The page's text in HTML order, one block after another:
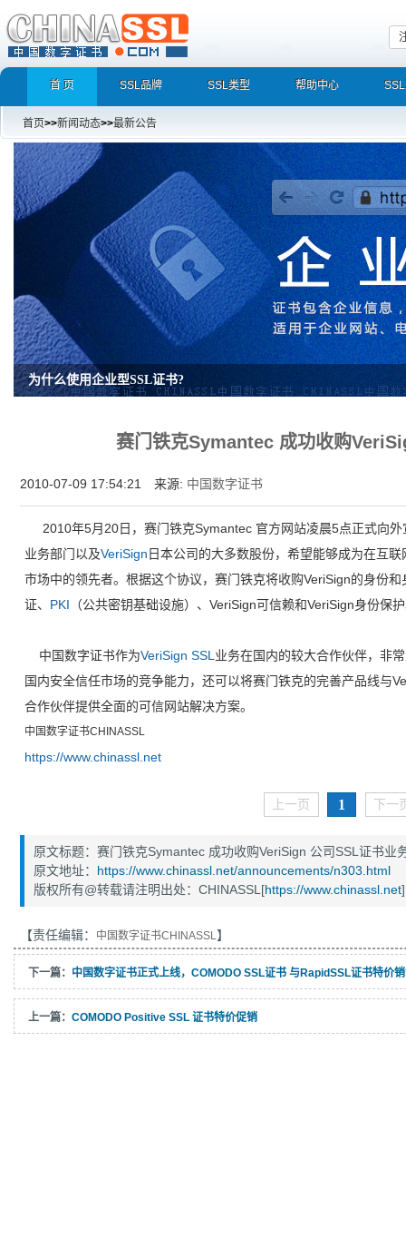
首 页 SSL品牌 SSL类型 帮助中心
首页>>新闻动态>>最新公告
增强型证书EV SSL，完美支持地址栏显示中文企业名称
位SSL证书,绿色地址栏证书赛门铁克Symantec 成功收购
2010-07-09 17:54:21 来源: 中国数字证书
2010年5月20日，赛门铁克Symantec 官方网站凌晨5点正式向外
业务部门以及VeriSign 日本公司的大多数股份，希望能够成为在互
市场中的领先者。根据这个协议，赛门铁克将收购VeriSign的身份
证、 PKI （公共密钥基础设施）、VeriSign可信赖和VeriSign身份保
中国数字证书作为VeriSign SSL 业务在国内的较大合作伙伴，非
国内安全信任市场的竞争能力，还可以将赛门铁克的完善产品线与
合作伙伴提供全面的可信网站解决方案。
中国数字证书CHINASSL
https://www.chinassl.net
上一页 1 下一
原文标题：赛门铁克Symantec 成功收购VeriSign 公司SSL证书业
原文地址： https://www.chinassl.net/announcements/n303.html
版权所有@转载请注明出处：CHINASSL[https://www.chinassl.net]
【责任编辑： 中国数字证书CHINASSL】
下一篇： 中国数字证书正式上线，COMODO SSL证书 与RapidSSL证书特价
上一篇： COMODO Positive SSL 证书特价促销